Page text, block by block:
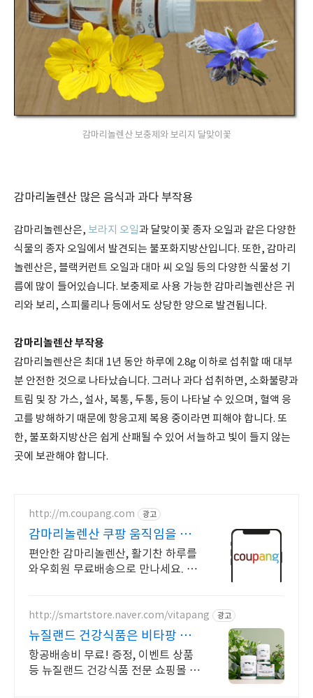
감마리놀렌산 보충제와 보리지 달맞이꽃
감마리놀렌산 많은 음식과 과다 부작용
감마리놀렌산은, 보라지 오일과 달맞이꽃 종자 오일과 같은 다양한
식물의 종자 오일에서 발견되는 불포화지방산입니다. 또한, 감마리
놀렌산은, 블랙커런트 오일과 대마 씨 오일 등의 다양한 식물성 기
름에 많이 들어있습니다. 보충제로 사용 가능한 감마리놀렌산은 귀
리와 보리, 스피룰리나 등에서도 상당한 양으로 발견됩니다.
감마리놀렌산 부작용
감마리놀렌산은 최대 1년 동안 하루에 2.8g 이하로 섭취할 때 대부
분 안전한 것으로 나타났습니다. 그러나 과다 섭취하면, 소화불량과
트림 및 장 가스, 설사, 복통, 두통, 등이 나타날 수 있으며, 혈액 응
고를 방해하기 때문에 항응고제 복용 중이라면 피해야 합니다. 또
한, 불포화지방산은 쉽게 산패될 수 있어 서늘하고 빛이 들지 않는
곳에 보관해야 합니다.
http://m.coupang.com 광고
감마리놀렌산 쿠팡 움직임을 편
안하게
편안한 감마리놀렌산, 활기찬 하루를
와우회원 무료배송으로 만나세요. 활
http://smartstore.naver.com/vitapang 광고
뉴질랜드 건강식품은 비타팡 금
액대별 사은품 추가 증정!
항공배송비 무료! 증정, 이벤트 상품
등 뉴질랜드 건강식품 전문 쇼핑몰 건